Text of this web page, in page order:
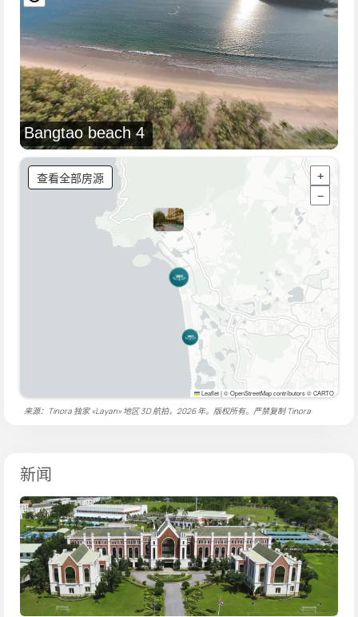
Bangtao beach 4
查看全部房源
+
−
Leaflet|© OpenStreetMap contributors © CARTO
来源：Tinora 独家 «Layan» 地区 3D 航拍，2026 年。版权所有。严禁复制Tinora
新闻